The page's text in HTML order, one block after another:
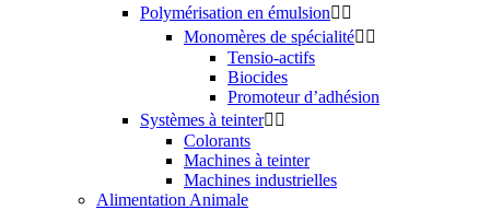
Polymérisation en émulsion 
Monomères de spécialité 
Tensio-actifs
Biocides
Promoteur d’adhésion
Systèmes à teinter 
Colorants
Machines à teinter
Machines industrielles
Alimentation Animale